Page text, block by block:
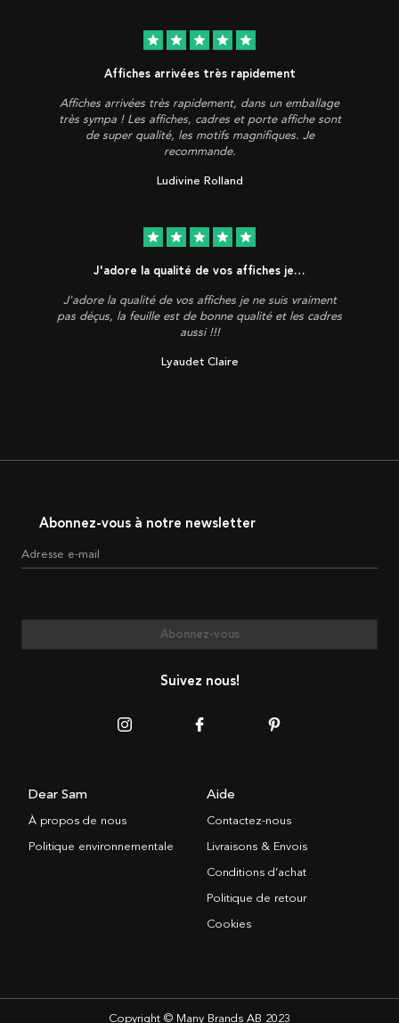
star star star star star
Affiches arrivées très rapidement
Affiches arrivées très rapidement, dans un emballage
très sympa ! Les affiches, cadres et porte affiche sont
de super qualité, les motifs magnifiques. Je
recommande.
Ludivine Rolland
star star star star star
J'adore la qualité de vos affiches je…
J'adore la qualité de vos affiches je ne suis vraiment
pas déçus, la feuille est de bonne qualité et les cadres
aussi !!!
Lyaudet Claire
Abonnez-vous à notre newsletter
Adresse e-mail
Abonnez-vous
Suivez nous!
Dear Sam
À propos de nous
Politique environnementale
Aide
Contactez-nous
Livraisons & Envois
Conditions d’achat
Politique de retour
Cookies
Copyright © Many Brands AB 2023